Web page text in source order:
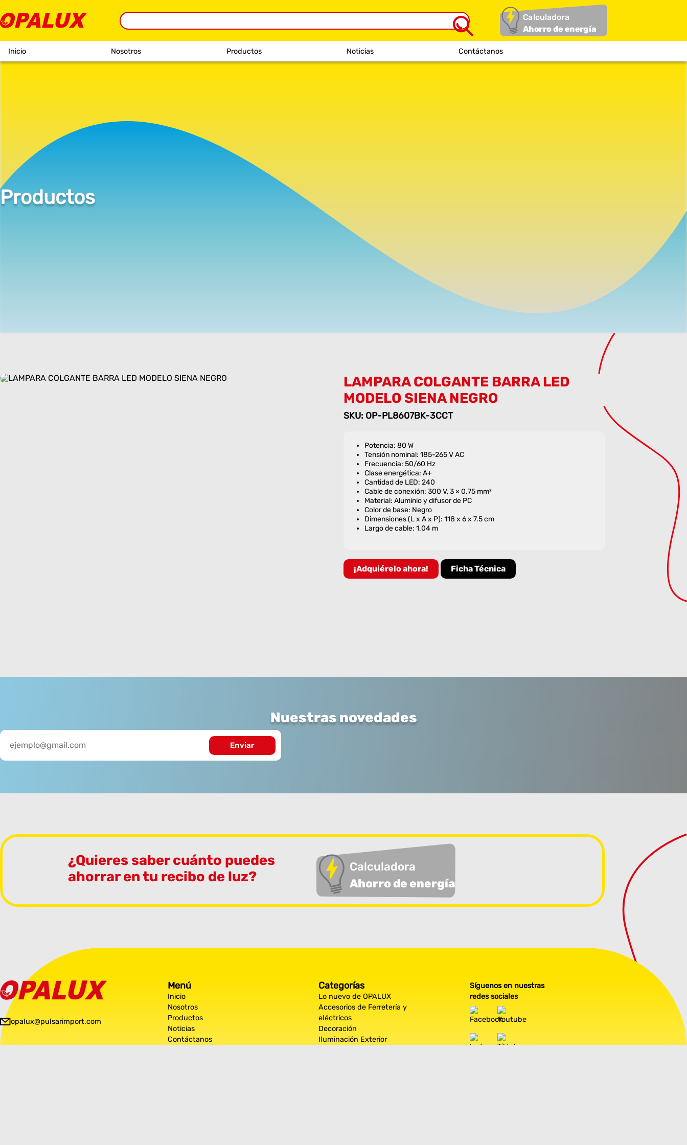
Calculadora
Ahorro de energía
Inicio Nosotros Productos Noticias Contáctanos
Productos
LAMPARA COLGANTE BARRA LED
MODELO SIENA NEGRO
SKU: OP-PL8607BK-3CCT
Potencia: 80 W
Tensión nominal: 185-265 V AC
Frecuencia: 50/60 Hz
Clase energética: A+
Cantidad de LED: 240
Cable de conexión: 300 V, 3 × 0.75 mm²
Material: Aluminio y difusor de PC
Color de base: Negro
Dimensiones (L x A x P): 118 x 6 x 7.5 cm
Largo de cable: 1.04 m
¡Adquiérelo ahora! Ficha Técnica
Nuestras novedades
¿Quieres saber cuánto puedes
ahorrar en tu recibo de luz?
Calculadora
Ahorro de energía
opalux@pulsarimport.com
Menú
Inicio
Nosotros
Productos
Noticias
Contáctanos
Categorías
Lo nuevo de OPALUX
Accesorios de Ferretería y
eléctricos
Decoración
Iluminación Exterior
Síguenos en nuestras
redes sociales